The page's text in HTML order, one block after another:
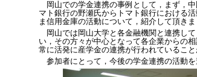
岡山での学金連携の事例として，まず，
マト銀行の野瀬氏からトマト銀行における
ま信用金庫の活動について，紹介して頂きま
岡山では岡山大学と各金融機関と連携し
い，その方々が中心となって各企業からの
常に活発に産学金の連携が行われていること
参加者にとって，今後の学金連携の活動を